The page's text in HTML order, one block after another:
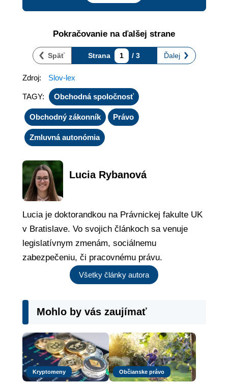
Pokračovanie na ďalšej strane
Späť Strana 1 / 3 Ďalej
Zdroj: Slov-lex
TAGY: Obchodná spoločnosť
Obchodný zákonník Právo
Zmluvná autonómia
Lucia Rybanová
Lucia je doktorandkou na Právnickej fakulte UK
v Bratislave. Vo svojich článkoch sa venuje
legislatívnym zmenám, sociálnemu
zabezpečeniu, či pracovnému právu.
Všetky články autora
Mohlo by vás zaujímať
Kryptomeny Občianske právo